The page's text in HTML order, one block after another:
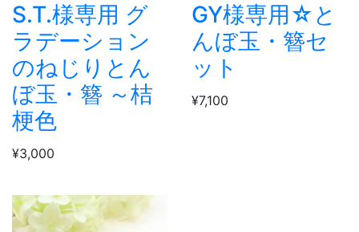
S.T.様専用 グ
ラデーション
のねじりとん
ぼ玉・簪 ～桔
梗色
¥3,000
GY様専用☆と
んぼ玉・簪セ
ット
¥7,100